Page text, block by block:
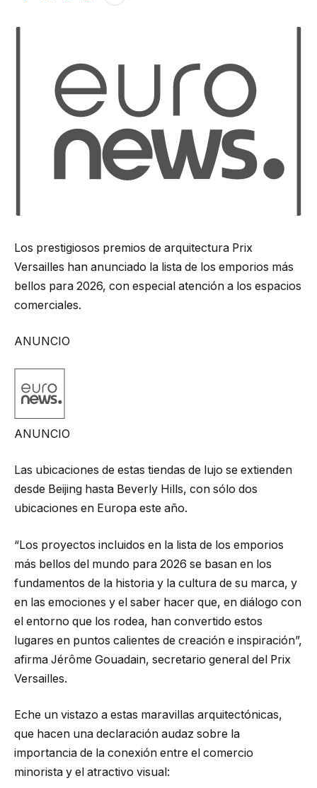
Los prestigiosos premios de arquitectura Prix
Versailles han anunciado la lista de los emporios más
bellos para 2026, con especial atención a los espacios
comerciales.
ANUNCIO
ANUNCIO
Las ubicaciones de estas tiendas de lujo se extienden
desde Beijing hasta Beverly Hills, con sólo dos
ubicaciones en Europa este año.
“Los proyectos incluidos en la lista de los emporios
más bellos del mundo para 2026 se basan en los
fundamentos de la historia y la cultura de su marca, y
en las emociones y el saber hacer que, en diálogo con
el entorno que los rodea, han convertido estos
lugares en puntos calientes de creación e inspiración”,
afirma Jérôme Gouadain, secretario general del Prix
Versailles.
Eche un vistazo a estas maravillas arquitectónicas,
que hacen una declaración audaz sobre la
importancia de la conexión entre el comercio
minorista y el atractivo visual: